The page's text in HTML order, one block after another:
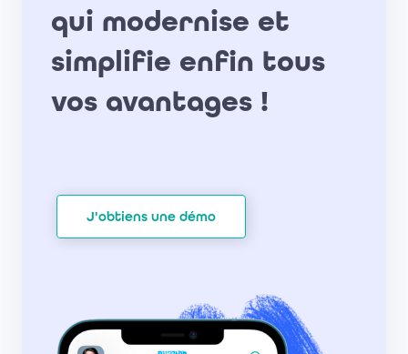
qui modernise et
simplifie enfin tous
vos avantages !
J'obtiens une démo